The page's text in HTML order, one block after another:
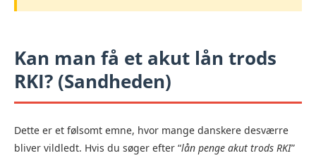
Kan man få et akut lån trods
RKI? (Sandheden)
Dette er et følsomt emne, hvor mange danskere desværre
bliver vildledt. Hvis du søger efter “lån penge akut trods RKI”